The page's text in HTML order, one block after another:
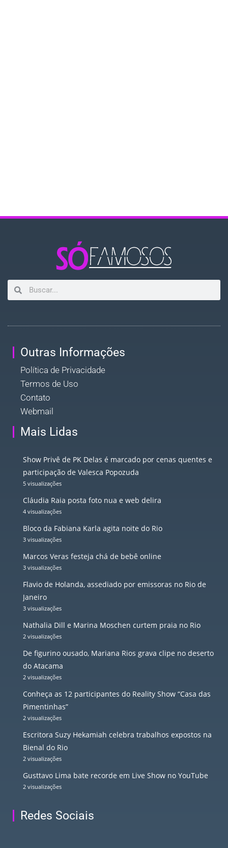
Outras Informações
Política de Privacidade
Termos de Uso
Contato
Webmail
Mais Lidas
Show Privê de PK Delas é marcado por cenas quentes e
participação de Valesca Popozuda
5 visualizações
Cláudia Raia posta foto nua e web delira
4 visualizações
Bloco da Fabiana Karla agita noite do Rio
3 visualizações
Marcos Veras festeja chá de bebê online
3 visualizações
Flavio de Holanda, assediado por emissoras no Rio de
Janeiro
3 visualizações
Nathalia Dill e Marina Moschen curtem praia no Rio
2 visualizações
De figurino ousado, Mariana Rios grava clipe no deserto
do Atacama
2 visualizações
Conheça as 12 participantes do Reality Show “Casa das
Pimentinhas”
2 visualizações
Escritora Suzy Hekamiah celebra trabalhos expostos na
Bienal do Rio
2 visualizações
Gusttavo Lima bate recorde em Live Show no YouTube
2 visualizações
Redes Sociais